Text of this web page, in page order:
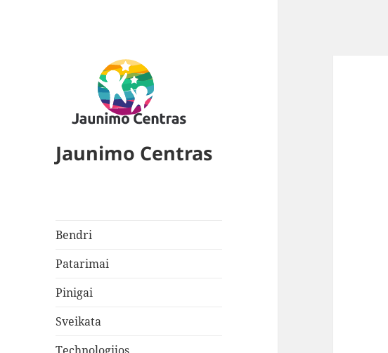
Jaunimo Centras
Bendri
Patarimai
Pinigai
Sveikata